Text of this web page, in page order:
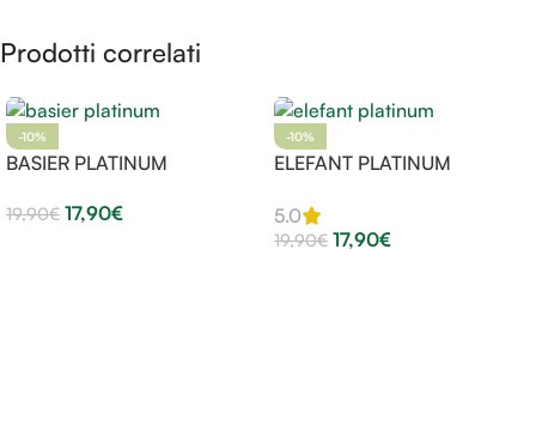
Prodotti correlati
-10%
BASIER PLATINUM
19,90€ 17,90€
-10%
ELEFANT PLATINUM
5.0
19,90€ 17,90€